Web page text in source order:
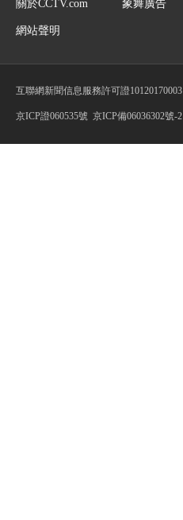
關於CCTV.com 象舞廣告
網站聲明
互聯網新聞信息服務許可證10120170003
京ICP證060535號 京ICP備06036302號-2